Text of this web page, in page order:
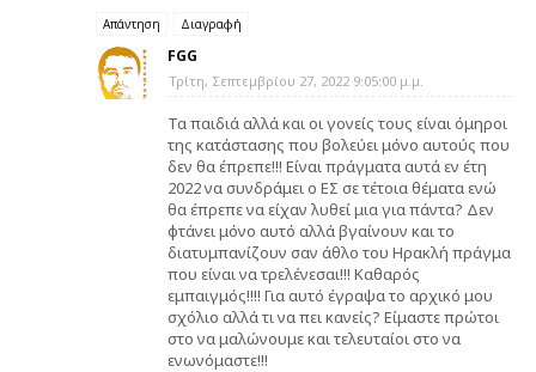
Απάντηση Διαγραφή
FGG
Τρίτη, Σεπτεμβρίου 27, 2022 9:05:00 μ.μ.
Τα παιδιά αλλά και οι γονείς τους είναι όμηροι
της κατάστασης που βολεύει μόνο αυτούς που
δεν θα έπρεπε!!! Είναι πράγματα αυτά εν έτη
2022 να συνδράμει ο ΕΣ σε τέτοια θέματα ενώ
θα έπρεπε να είχαν λυθεί μια για πάντα? Δεν
φτάνει μόνο αυτό αλλά βγαίνουν και το
διατυμπανίζουν σαν άθλο του Ηρακλή πράγμα
που είναι να τρελένεσαι!!! Καθαρός
εμπαιγμός!!!! Για αυτό έγραψα το αρχικό μου
σχόλιο αλλά τι να πει κανείς? Είμαστε πρώτοι
στο να μαλώνουμε και τελευταίοι στο να
ενωνόμαστε!!!